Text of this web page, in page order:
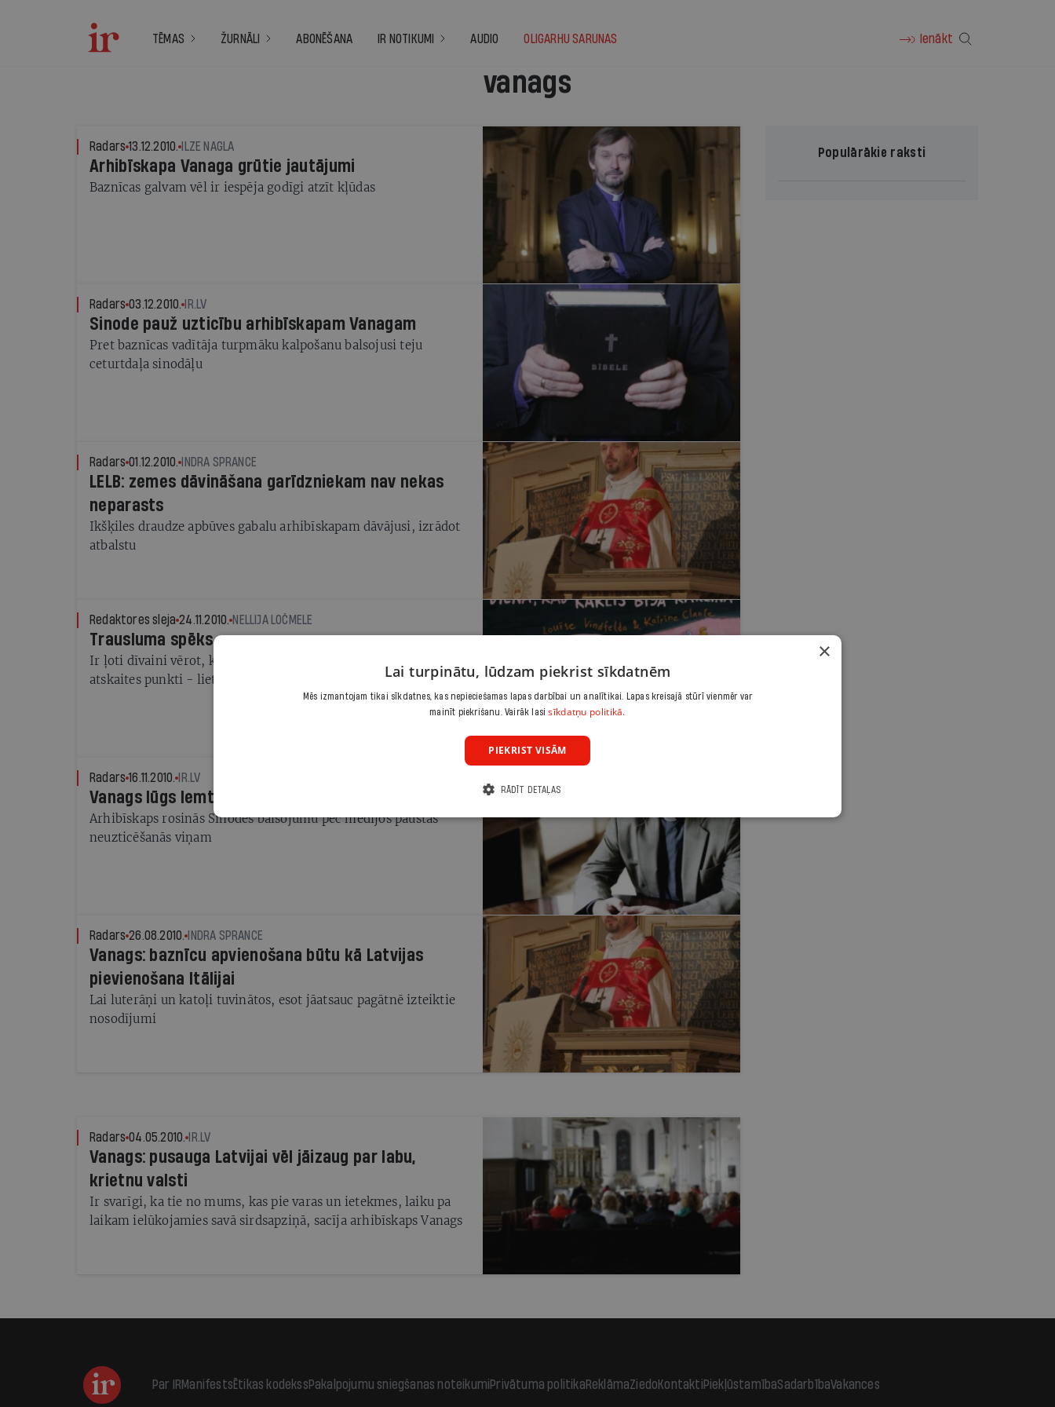
TĒMAS ŽURNĀLI ABONĒŠANA IR NOTIKUMI AUDIO OLIGARHU SARUNAS Ienākt
vanags
Radars 13.12.2010. ILZE NAGLA
Arhibīskapa Vanaga grūtie jautājumi
Baznīcas galvam vēl ir iespēja godīgi atzīt kļūdas
Radars 03.12.2010. IR.LV
Sinode pauž uzticību arhibīskapam Vanagam
Pret baznīcas vadītāja turpmāku kalpošanu balsojusi teju
ceturtdaļa sinodāļu
Radars 01.12.2010. INDRA SPRANCE
LELB: zemes dāvināšana garīdzniekam nav nekas
neparasts
Ikšķiles draudze apbūves gabalu arhibīskapam dāvājusi, izrādot
atbalstu
Redaktores sleja 24.11.2010. NELLIJA LOČMELE
Trausluma spēks
Ir ļoti dīvaini vērot, kā no zemes virsas it kā miera laikos pazūd
atskaites punkti - lietas, kas šķitušas paliekošas un stabilas
Radars 16.11.2010. IR.LV
Vanags lūgs lemt par turpmāku palikšanu amatā
Arhibīskaps rosinās Sinodes balsojumu pēc medijos paustās
neuzticēšanās viņam
Radars 26.08.2010. INDRA SPRANCE
Vanags: baznīcu apvienošana būtu kā Latvijas
pievienošana Itālijai
Lai luterāņi un katoļi tuvinātos, esot jāatsauc pagātnē izteiktie
nosodījumi
Populārākie raksti
Radars 04.05.2010. IR.LV
Vanags: pusauga Latvijai vēl jāizaug par labu,
krietnu valsti
Ir svarīgi, ka tie no mums, kas pie varas un ietekmes, laiku pa
laikam ielūkojamies savā sirdsapziņā, sacīja arhibīskaps Vanags
Par IRManifestsĒtikas kodekssPakalpojumu sniegšanas noteikumiPrivātuma politikaReklāmaZiedoKontaktiPiekļūstamībaSadarbībaVakances
×
Lai turpinātu, lūdzam piekrist sīkdatnēm
Mēs izmantojam tikai sīkdatnes, kas nepieciešamas lapas darbībai un analītikai. Lapas kreisajā stūrī vienmēr var
mainīt piekrišanu. Vairāk lasisīkdatņu politikā.
PIEKRIST VISĀM
RĀDĪT DETAĻAS